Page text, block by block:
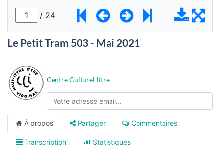
Le Petit Tram 503 - Mai 2021
Centre Culturel Ittre
À propos Partager Commentaires
Transcription Statistiques